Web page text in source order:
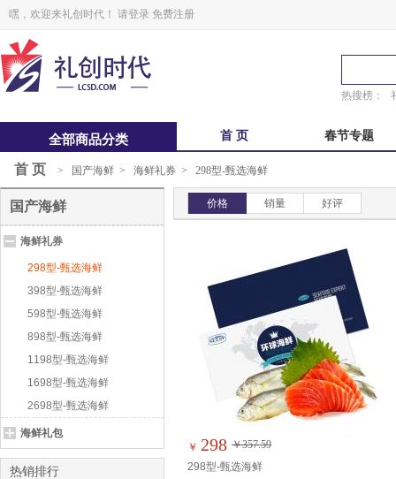
嘿，欢迎来礼创时代！ 请登录 免费注册
热搜榜：
全部商品分类 首 页 春节专题
中秋福卡
锋味 粽子礼盒
首 页 > 国产海鲜 > 海鲜礼券 > 298型-甄选海鲜
价格 销量 好评
￥ 298 ￥357.59
298型-甄选海鲜
国产海鲜
海鲜礼券
298型-甄选海鲜
398型-甄选海鲜
598型-甄选海鲜
898型-甄选海鲜
1198型-甄选海鲜
1698型-甄选海鲜
2698型-甄选海鲜
海鲜礼包
热销排行